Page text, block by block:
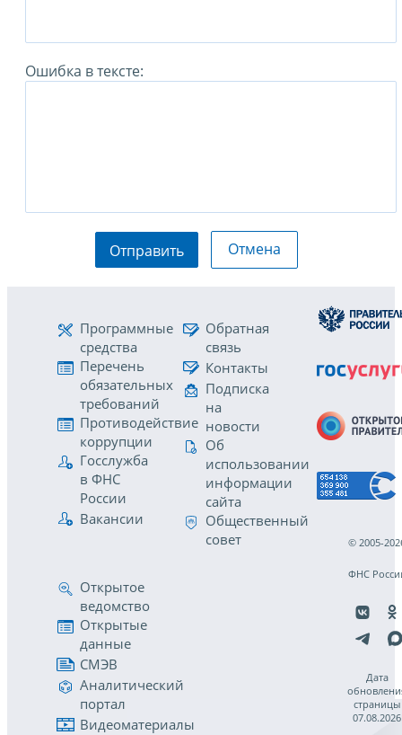
Ошибка в тексте:
Отправить Отмена
Программные
средства
Перечень
обязательных
требований
Противодействие
коррупции
Госслужба
в ФНС
России
Вакансии
Обратная
связь
Контакты
Подписка
на
новости
Об
использовании
информации
сайта
Общественный
совет
Открытое
ведомство
Открытые
данные
СМЭВ
Аналитический
портал
Видеоматериалы
© 2005-
ФНС
Дата
страницы
07.08.2026